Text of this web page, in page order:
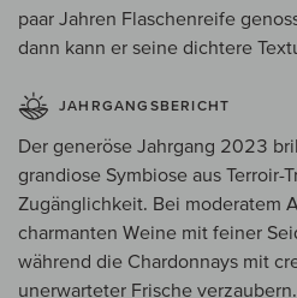
paar Jahren Flaschenreife
dann kann er seine dichtere
JAHRGANGSBERICHT
Der generöse Jahrgang 2023
grandiose Symbiose aus Terroir-
Zugänglichkeit. Bei moderatem
charmanten Weine mit feiner
während die Chardonnays mit
unerwarteter Frische verzaubern.